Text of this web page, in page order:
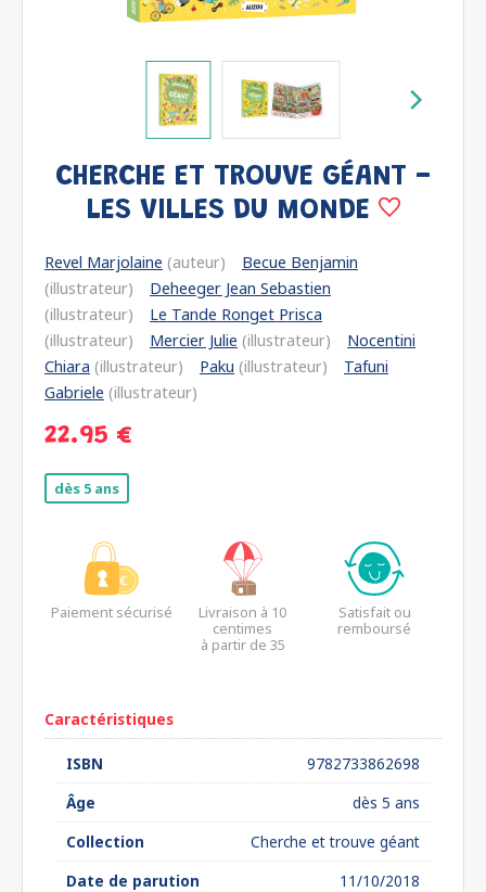
CHERCHE ET TROUVE GÉANT -
LES VILLES DU MONDE
Revel Marjolaine (auteur)
Becue Benjamin
(illustrateur)
Deheeger Jean Sebastien
(illustrateur)
Le Tande Ronget Prisca
(illustrateur)
Mercier Julie (illustrateur)
Nocentini
Chiara (illustrateur) Paku (illustrateur)
Tafuni
Gabriele (illustrateur)
22.95 €
dès 5 ans
Paiement sécurisé
Livraison à 10
centimes
à partir de 35
Satisfait ou
remboursé
Caractéristiques
ISBN
9782733862698
Âge
dès 5 ans
Collection
Cherche et trouve géant
Date de parution
11/10/2018